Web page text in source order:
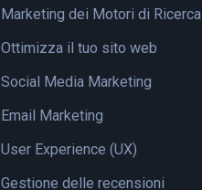
Marketing dei Motori di Ricerca
Ottimizza il tuo sito web
Social Media Marketing
Email Marketing
User Experience (UX)
Gestione delle recensioni